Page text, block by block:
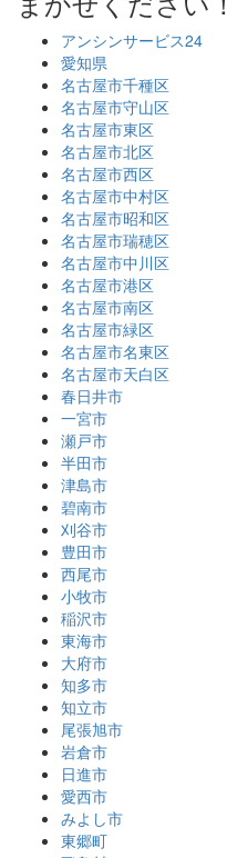
アンシンサービス24
愛知県
名古屋市千種区
名古屋市守山区
名古屋市東区
名古屋市北区
名古屋市西区
名古屋市中村区
名古屋市昭和区
名古屋市瑞穂区
名古屋市中川区
名古屋市港区
名古屋市南区
名古屋市緑区
名古屋市名東区
名古屋市天白区
春日井市
一宮市
瀬戸市
半田市
津島市
碧南市
刈谷市
豊田市
西尾市
小牧市
稲沢市
東海市
大府市
知多市
知立市
尾張旭市
岩倉市
日進市
愛西市
みよし市
東郷町